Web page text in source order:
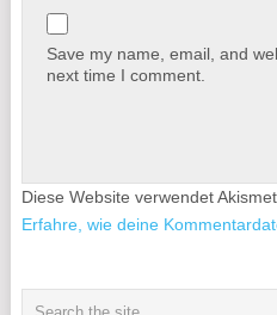
Save my name, email, and
next time I comment.
Diese Website verwendet
Erfahre, wie deine